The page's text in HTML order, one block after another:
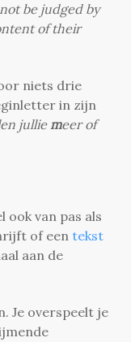
be judged by
of their
niets drie
in zijn
julliemeer of
ook van pas als
of eentekst
aan de
Je overspeelt je